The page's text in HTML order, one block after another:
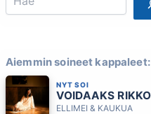
Aiemmin soineet kappaleet:
NYT SOI
ELLIMEI & KAUKUA